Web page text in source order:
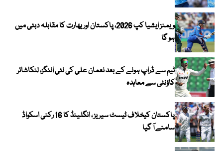
ویمنز ایشیا کپ 2026، پاکستان اور بھارت کا مقابلہ دبئی میں
ہو گا
ٹیم سے ڈراپ ہونے کے بعد نعمان علی کی نئی اننگز، لنکاشائر
کاؤنٹی سے معاہدہ
پاکستان کیخلاف ٹیسٹ سیریز ، انگلینڈ کا 16 رکنی اسکواڈ
سامنے آ گیا